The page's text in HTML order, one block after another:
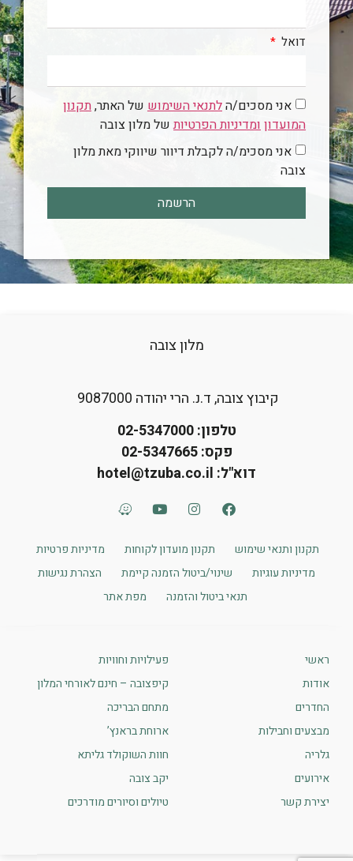
דואל
אני מסכים/הלתנאי השימוש של האתר,תקנון
המועדון ומדיניות הפרטיותשל מלון צובה
אני מסכימ/ה לקבלת דיוור שיווקי מאת מלון
צובה
הרשמה
מלון צובה
קיבוץ צובה, ד.נ. הרי יהודה 9087000
טלפון:02-5347000
פקס: 02-5347665
דוא"ל: hotel@tzuba.co.il
תקנון ותנאי שימוש תקנון מועדון לקוחות
מדיניות פרטיות
מדיניות עוגיות
שינוי/ביטול הזמנה קיימת
הצהרת נגישות
תנאי ביטול והזמנה
מפת אתר
ראשי
אודות
החדרים
מבצעים וחבילות
גלריה
אירועים
יצירת קשר
פעילויות וחוויות
קיפצובה – חינם לאורחי המלון
מתחם הבריכה
ארוחת בראנץ’
חוות השוקולד גליתא
יקב צובה
טיולים וסיורים מודרכים